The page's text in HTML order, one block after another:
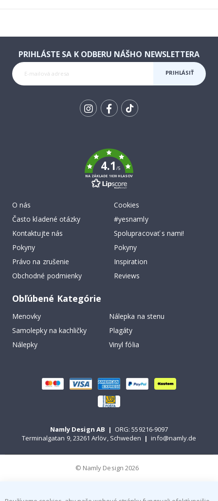
PRIHLÁSTE SA K ODBERU NÁŠHO NEWSLETTERA
PRIHLÁSIŤ
4.1/5
NA ZÁKLADE 1030 HLASOV
O nás
Často kladené otázky
Kontaktujte nás
Pokyny
Právo na zrušenie
Obchodné podmienky
Cookies
#yesnamly
Spolupracovať s nami!
Pokyny
Inspiration
Reviews
Obľúbené Kategórie
Menovky
Nálepka na stenu
Samolepky na kachličky
Plagáty
Nálepky
Vinyl fólia
Namly Design AB | ORG: 559216-9097
Terminalgatan 9, 23261 Arlöv, Schweden | info@namly.de
© Namly Design 2026